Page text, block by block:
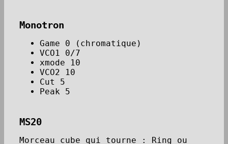
Monotron
Game 0 (chromatique)
VCO1 0/7
xmode 10
VCO2 10
Cut 5
Peak 5
MS20
Morceau cube qui tourne : Ring ou